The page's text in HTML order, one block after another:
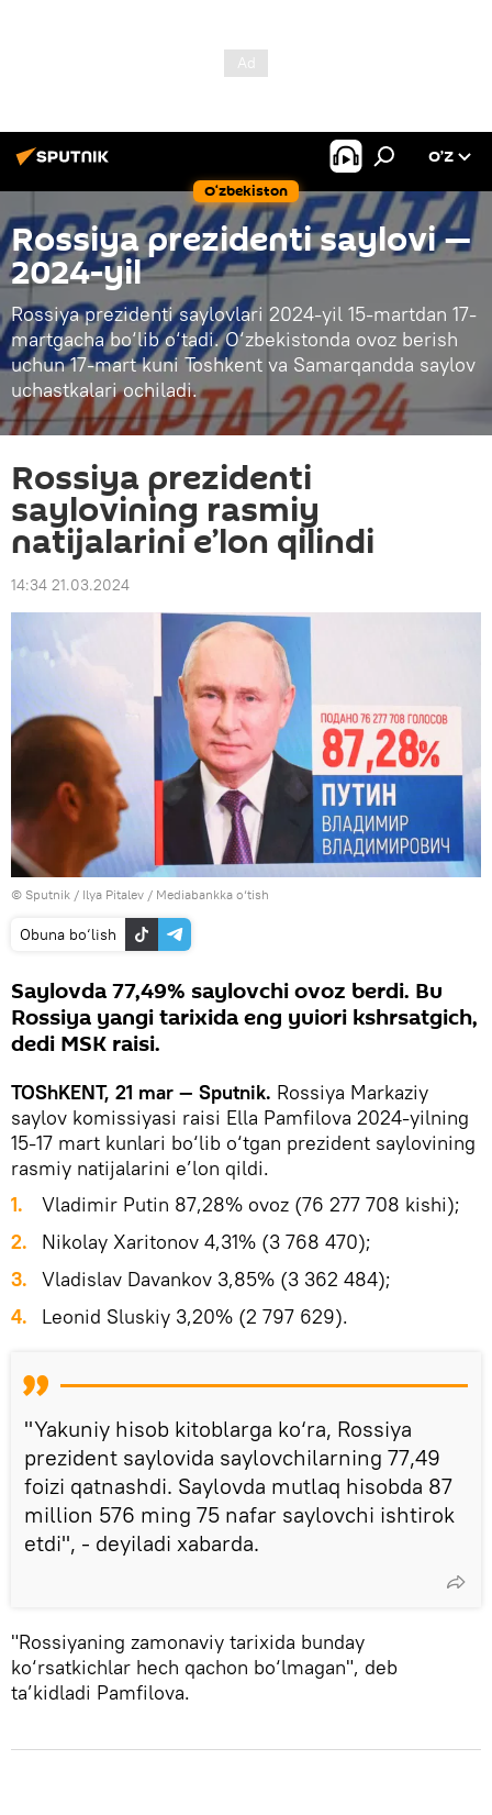
O‘zbekiston
O’Z
Rossiya prezidenti saylovi —
2024-yil
Rossiya prezidenti saylovlari 2024-yil 15-martdan 17-
martgacha bo‘lib o‘tadi. O‘zbekistonda ovoz berish
uchun 17-mart kuni Toshkent va Samarqandda saylov
uchastkalari ochiladi.
Rossiya prezidenti
saylovining rasmiy
natijalarini e’lon qilindi
14:34 21.03.2024
© Sputnik / Ilya Pitalev / Mediabankka o‘tish
Obuna bo‘lish
Saylovda 77,49% saylovchi ovoz berdi. Bu
Rossiya yangi tarixida eng yuiori kshrsatgich,
dedi MSK raisi.
TOShKENT, 21 mar — Sputnik. Rossiya Markaziy
saylov komissiyasi raisi Ella Pamfilova 2024-yilning
15-17 mart kunlari bo‘lib o‘tgan prezident saylovining
rasmiy natijalarini e’lon qildi.
1.
Vladimir Putin 87,28% ovoz (76 277 708 kishi);
2.
Nikolay Xaritonov 4,31% (3 768 470);
3.
Vladislav Davankov 3,85% (3 362 484);
4.
Leonid Sluskiy 3,20% (2 797 629).
"Yakuniy hisob kitoblarga ko‘ra, Rossiya
prezident saylovida saylovchilarning 77,49
foizi qatnashdi. Saylovda mutlaq hisobda 87
million 576 ming 75 nafar saylovchi ishtirok
etdi", - deyiladi xabarda.
"Rossiyaning zamonaviy tarixida bunday
ko‘rsatkichlar hech qachon bo‘lmagan", deb
ta’kidladi Pamfilova.